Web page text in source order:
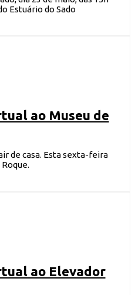
Estuário do Sado
ao Museu de
de casa. Esta sexta-feira
ao Elevador